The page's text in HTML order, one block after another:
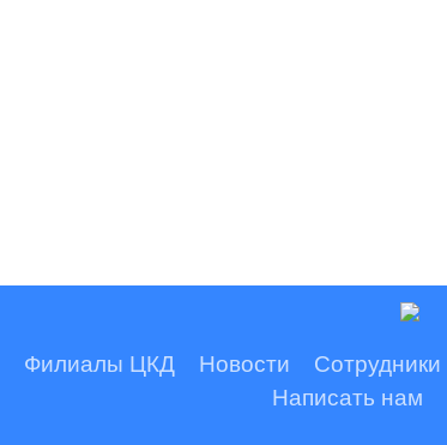
Филиалы ЦКД Новости Сотрудники
Написать нам